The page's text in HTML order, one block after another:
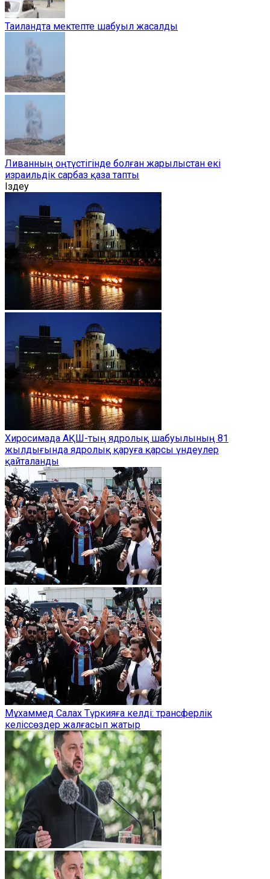
Таиландта мектепте шабуыл жасалды
Ливанның оңтүстігінде болған жарылыстан екі
израильдік сарбаз қаза тапты
Іздеу
Хиросимада АҚШ-тың ядролық шабуылының 81
жылдығында ядролық қаруға қарсы үндеулер
қайталанды
Мұхаммед Салах Түркияға келді: трансферлік
келіссөздер жалғасып жатыр